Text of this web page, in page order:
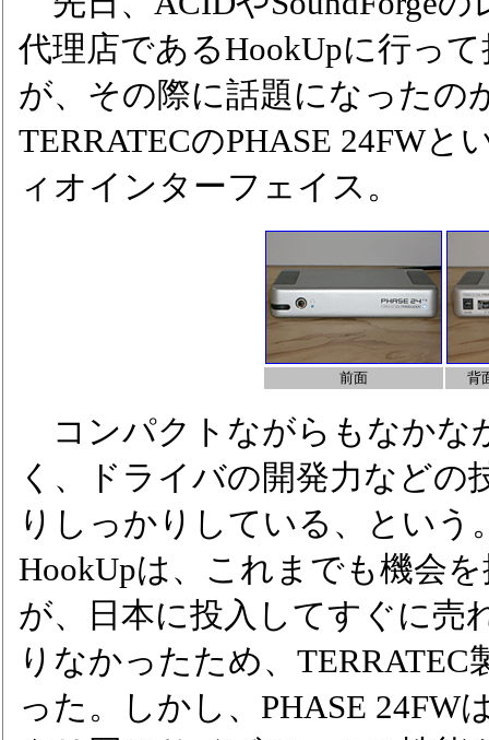
代理店であるHookUpに行っ
が、その際に話題になったの
TERRATECのPHASE 24FW
ィオインターフェイス。
前面 背
コンパクトながらもなかな
く、ドライバの開発力などの
りしっかりしている、という
HookUpは、これまでも機会
が、日本に投入してすぐに売
りなかったため、
った。しかし、PHASE 24FW